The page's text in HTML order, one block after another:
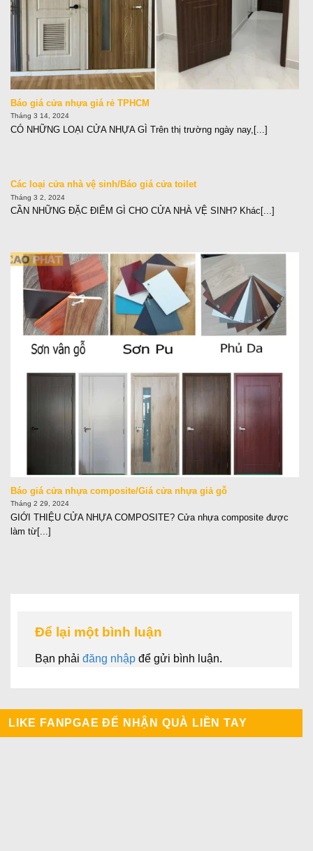
Báo giá cửa nhựa giá rẻ TPHCM
Tháng 3 14, 2024
CÓ NHỮNG LOẠI CỬA NHỰA GÌ Trên thị trường ngày nay,[...]
Các loại cửa nhà vệ sinh/Báo giá cửa toilet
Tháng 3 2, 2024
CẦN NHỮNG ĐẶC ĐIỂM GÌ CHO CỬA NHÀ VỆ SINH? Khác[...]
Báo giá cửa nhựa composite/Giá cửa nhựa giả gỗ
Tháng 2 29, 2024
GIỚI THIỆU CỬA NHỰA COMPOSITE? Cửa nhựa composite được
làm từ[...]
Để lại một bình luận
Bạn phải đăng nhập để gửi bình luận.
LIKE FANPGAE ĐỂ NHẬN QUÀ LIỀN TAY